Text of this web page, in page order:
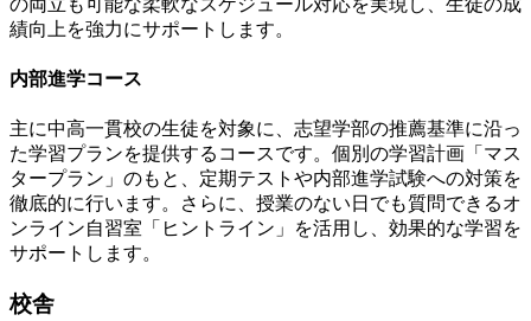
績向上を強力にサポートします。
内部進学コース
主に中高一貫校の生徒を対象に、志望学部の推薦基準に沿っ
た学習プランを提供するコースです。個別の学習計画「マス
タープラン」のもと、定期テストや内部進学試験への対策を
徹底的に行います。さらに、授業のない日でも質問できるオ
ンライン自習室「ヒントライン」を活用し、 効果的な学習を
サポートします。
校舎